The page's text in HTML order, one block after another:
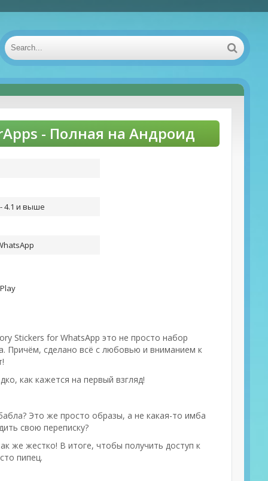
- Полная на Андроид
4.1 и выше
Stickers for WhatsApp это не просто набор
Причём, сделано всё с любовью и вниманием к
как кажется на первый взгляд!
Это же просто образы, а не какая-то имба
свою переписку?
же жестко! В итоге, чтобы получить доступ к
пипец.